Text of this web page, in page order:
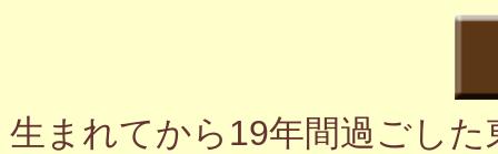
生まれてから19年間過ごし